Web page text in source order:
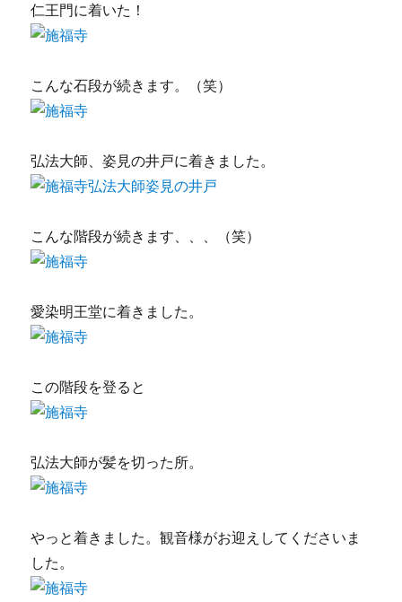
仁王門に着いた！
こんな石段が続きます。（笑）
弘法大師、姿見の井戸に着きました。
こんな階段が続きます、、、（笑）
愛染明王堂に着きました。
この階段を登ると
弘法大師が髪を切った所。
やっと着きました。観音様がお迎えしてくださいま
した。